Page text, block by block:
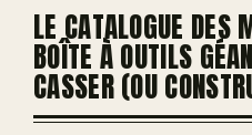
LE CATALOGUE DES
BOÎTE À OUTILS
CASSER (OU